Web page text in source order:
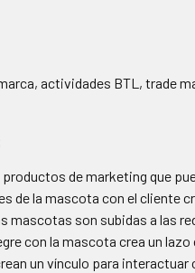
actividades BTL, trade
productos de marketing que
de la mascota con el cliente
mascotas son subidas a las
con la mascota crea un lazo
un vínculo para interactuar